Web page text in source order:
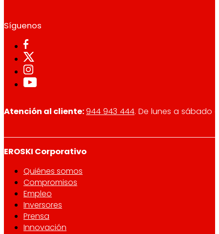
Síguenos
Atención al cliente:944 943 444. De lunes a sábado
EROSKI Corporativo
Quiénes somos
Compromisos
Empleo
Inversores
Prensa
Innovación